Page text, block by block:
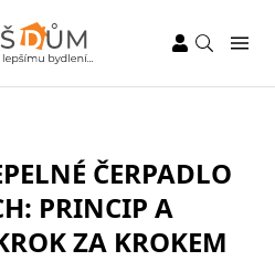
ČERPADLO
PRINCIP A
ZA KROKEM